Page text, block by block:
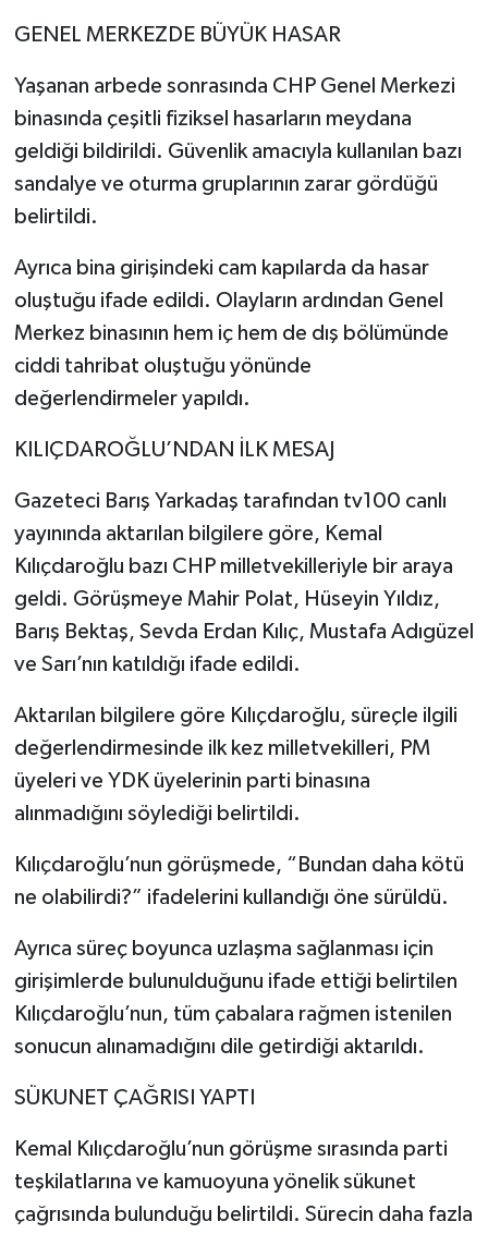
GENEL MERKEZDE BÜYÜK HASAR
Yaşanan arbede sonrasında CHP Genel Merkezi
binasında çeşitli fiziksel hasarların meydana
geldiği bildirildi. Güvenlik amacıyla kullanılan bazı
sandalye ve oturma gruplarının zarar gördüğü
belirtildi.
Ayrıca bina girişindeki cam kapılarda da hasar
oluştuğu ifade edildi. Olayların ardından Genel
Merkez binasının hem iç hem de dış bölümünde
ciddi tahribat oluştuğu yönünde
değerlendirmeler yapıldı.
KILIÇDAROĞLU’NDAN İLK MESAJ
Gazeteci Barış Yarkadaş tarafından tv100 canlı
yayınında aktarılan bilgilere göre, Kemal
Kılıçdaroğlu bazı CHP milletvekilleriyle bir araya
geldi. Görüşmeye Mahir Polat, Hüseyin Yıldız,
Barış Bektaş, Sevda Erdan Kılıç, Mustafa Adıgüzel
ve Sarı’nın katıldığı ifade edildi.
Aktarılan bilgilere göre Kılıçdaroğlu, süreçle ilgili
değerlendirmesinde ilk kez milletvekilleri, PM
üyeleri ve YDK üyelerinin parti binasına
alınmadığını söylediği belirtildi.
Kılıçdaroğlu’nun görüşmede, “Bundan daha kötü
ne olabilirdi?” ifadelerini kullandığı öne sürüldü.
Ayrıca süreç boyunca uzlaşma sağlanması için
girişimlerde bulunulduğunu ifade ettiği belirtilen
Kılıçdaroğlu’nun, tüm çabalara rağmen istenilen
sonucun alınamadığını dile getirdiği aktarıldı.
SÜKUNET ÇAĞRISI YAPTI
Kemal Kılıçdaroğlu’nun görüşme sırasında parti
teşkilatlarına ve kamuoyuna yönelik sükunet
çağrısında bulunduğu belirtildi. Sürecin daha fazla